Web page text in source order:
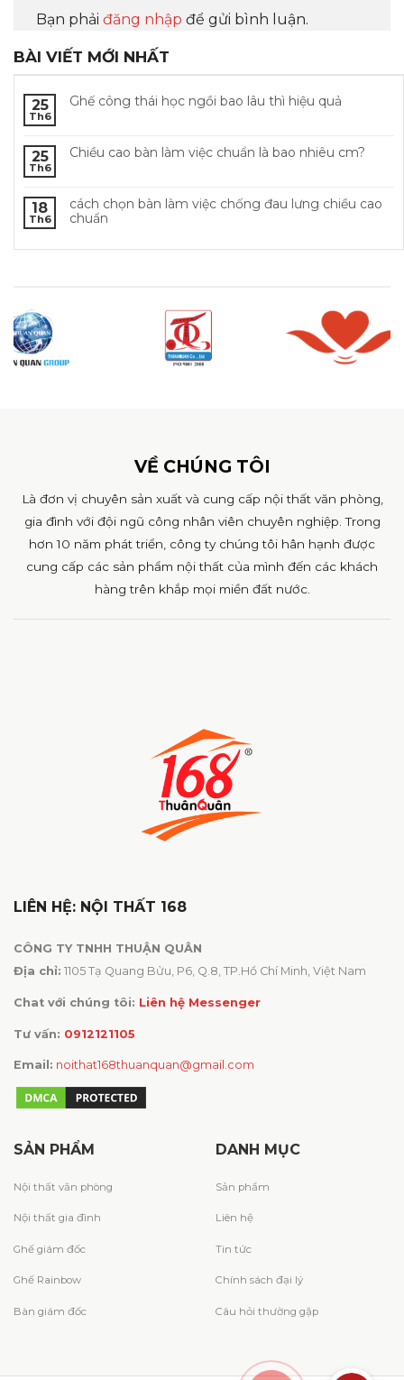
BÀI VIẾT MỚI NHẤT
25
Th6
Ghế công thái học ngồi bao lâu thì hiệu quả
25
Th6
Chiều cao bàn làm việc chuẩn là bao nhiêu cm?
18
Th6
cách chọn bàn làm việc chống đau lưng chiều cao
chuẩn
Bạn phải đăng nhập để gửi bình luận.
VỀ CHÚNG TÔI
Là đơn vị chuyên sản xuất và cung cấp nội thất văn phòng,
gia đình với đội ngũ công nhân viên chuyên nghiệp. Trong
hơn 10 năm phát triển, công ty chúng tôi hân hạnh được
cung cấp các sản phẩm nội thất của mình đến các khách
hàng trên khắp mọi miền đất nước.
LIÊN HỆ: NỘI THẤT 168
CÔNG TY TNHH THUẬN QUÂN
Địa chỉ: 1105 Tạ Quang Bửu, P6, Q.8, TP.Hồ Chí Minh, Việt Nam
Chat với chúng tôi: Liên hệ Messenger
Tư vấn: 0912121105
Email: noithat168thuanquan@gmail.com
SẢN PHẨM
Nội thất văn phòng
Nội thất gia đình
Ghế giám đốc
Ghế Rainbow
Bàn giám đốc
DANH MỤC
Sản phẩm
Liên hệ
Tin tức
Chính sách đại lý
Câu hỏi thường gặp